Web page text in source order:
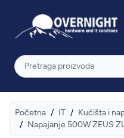
Overnight
Pretraga
Početna / IT / Kućišta i
/ Napajanje 500W ZEUS